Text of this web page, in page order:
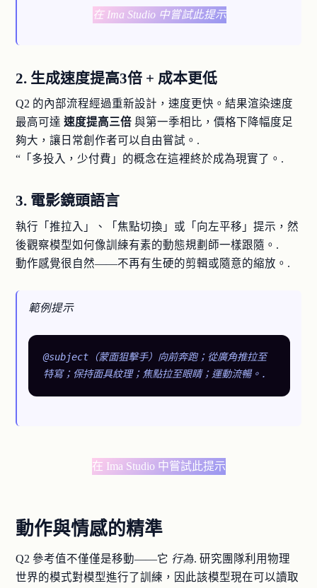
在 Ima Studio 中嘗試此提示
2. 生成速度提高3倍 + 成本更低
Q2 的內部流程經過重新設計，速度更快。結果渲染速度
最高可達速度提高三倍 與第一季相比，價格下降幅度足
夠大，讓日常創作者可以自由嘗試。.
“「多投入，少付費」的概念在這裡終於成為現實了。.
3. 電影鏡頭語言
執行「推拉入」、「焦點切換」或「向左平移」提示，然
後觀察模型如何像訓練有素的動態規劃師一樣跟隨。.
動作感覺很自然——不再有生硬的剪輯或隨意的縮放。.
範例提示
@subject（蒙面狙擊手）向前奔跑；從廣角推拉至
在 Ima Studio 中嘗試此提示
動作與情感的精準
Q2 參考值不僅僅是移動——它 行為. 研究團隊利用物理
世界的模式對模型進行了訓練，因此該模型現在可以讀取